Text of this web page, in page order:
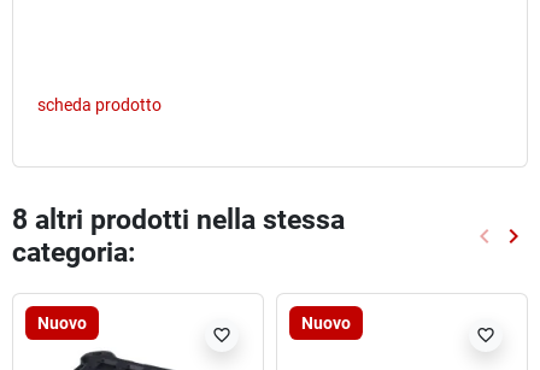
scheda prodotto
8 altri prodotti nella stessa
categoria:
keyboard_arrow_left keyboard_arrow_right
Nuovo
favorite_border
Nuovo
favorite_border